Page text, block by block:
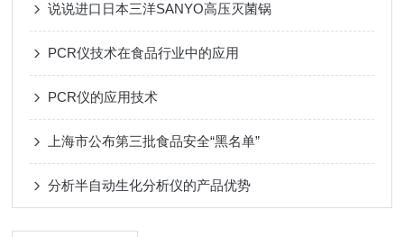
说说进口日本三洋SANYO高压灭菌锅
PCR仪技术在食品行业中的应用
PCR仪的应用技术
上海市公布第三批食品安全“黑名单”
分析半自动生化分析仪的产品优势